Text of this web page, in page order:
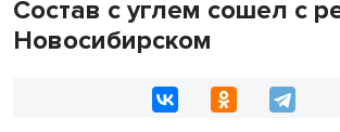
Состав с углем сошел с
Новосибирском